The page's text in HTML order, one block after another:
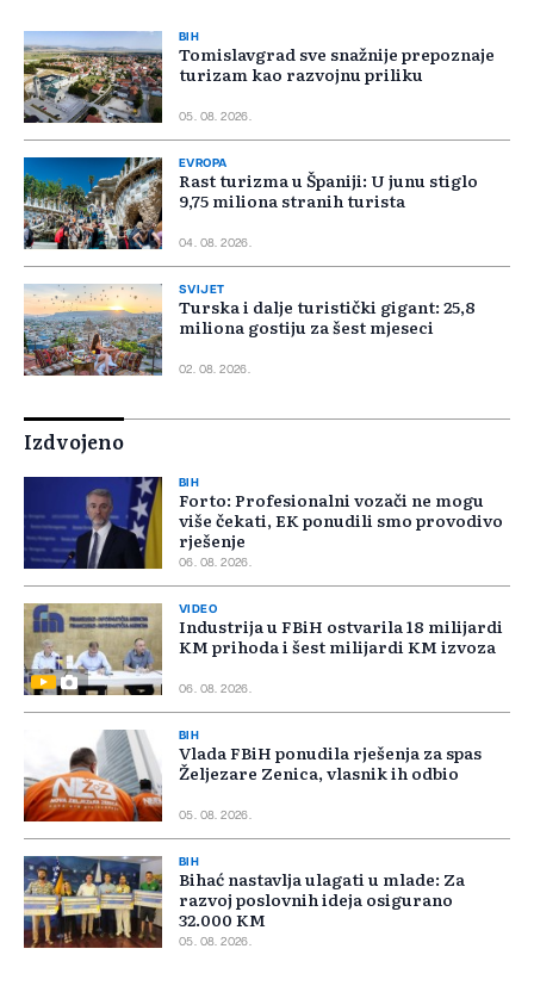
BIH
Tomislavgrad sve snažnije prepoznaje
turizam kao razvojnu priliku
05. 08. 2026.
EVROPA
Rast turizma u Španiji: U junu stiglo
9,75 miliona stranih turista
04. 08. 2026.
SVIJET
Turska i dalje turistički gigant: 25,8
miliona gostiju za šest mjeseci
02. 08. 2026.
Izdvojeno
BIH
Forto: Profesionalni vozači ne mogu
više čekati, EK ponudili smo provodivo
rješenje
06. 08. 2026.
VIDEO
Industrija u FBiH ostvarila 18 milijardi
KM prihoda i šest milijardi KM izvoza
06. 08. 2026.
BIH
Vlada FBiH ponudila rješenja za spas
Željezare Zenica, vlasnik ih odbio
05. 08. 2026.
BIH
Bihać nastavlja ulagati u mlade: Za
razvoj poslovnih ideja osigurano
32.000 KM
05. 08. 2026.